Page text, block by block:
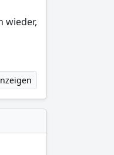
wieder,